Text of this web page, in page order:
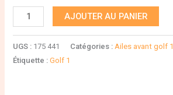
AJOUTER AU PANIER
UGS : 175 441 Catégories : Ailes avant golf 1
Étiquette :Golf 1